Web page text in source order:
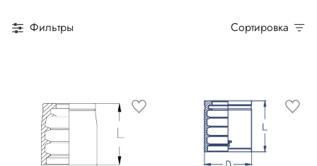
Фильтры Сортировка